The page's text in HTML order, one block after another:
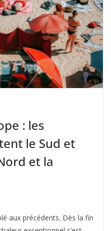
: les
le Sud et
et la
aux précédents. Dès la fin